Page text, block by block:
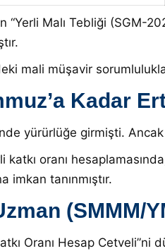
“Yerli Malı Tebliği
.
mali müşavir
Kadar
yürürlüğe girmişti.
katkı oranı
imkan tanınmıştır.
(SMMM/
Oranı Hesap Cetveli”ni